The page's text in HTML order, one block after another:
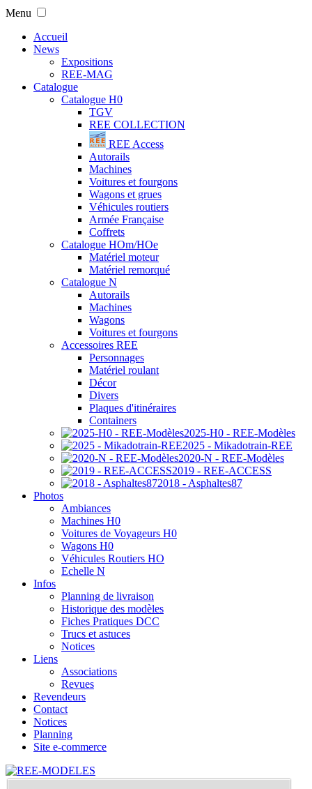
Menu
Accueil
News
Expositions
REE-MAG
Catalogue
Catalogue H0
TGV
REE COLLECTION
REE Access
Autorails
Machines
Voitures et fourgons
Wagons et grues
Véhicules routiers
Armée Française
Coffrets
Catalogue HOm/HOe
Matériel moteur
Matériel remorqué
Catalogue N
Autorails
Machines
Wagons
Voitures et fourgons
Accessoires REE
Personnages
Matériel roulant
Décor
Divers
Plaques d'itinéraires
Containers
2025-H0 - REE-Modèles
2025 - Mikadotrain-REE
2020-N - REE-Modèles
2019 - REE-ACCESS
2018 - Asphaltes87
Photos
Ambiances
Machines H0
Voitures de Voyageurs H0
Wagons H0
Véhicules Routiers HO
Echelle N
Infos
Planning de livraison
Historique des modèles
Fiches Pratiques DCC
Trucs et astuces
Notices
Liens
Associations
Revues
Revendeurs
Contact
Notices
Planning
Site e-commerce